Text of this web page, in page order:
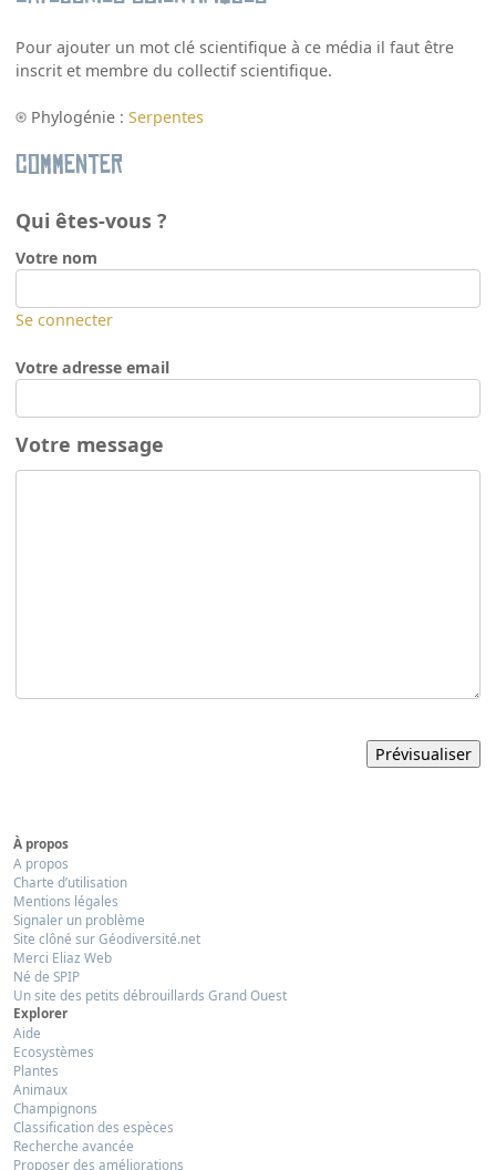
Pour ajouter un mot clé scientifique à ce média il faut être
inscrit et membre du collectif scientifique.
Phylogénie :Serpentes
Commenter
Qui êtes-vous ?
Votre nom
Se connecter
Votre adresse email
Votre message
À propos
A propos
Charte d’utilisation
Mentions légales
Signaler un problème
Site clôné sur Géodiversité.net
Merci Eliaz Web
Né de SPIP
Un site des petits débrouillards Grand Ouest
Explorer
Aide
Ecosystèmes
Plantes
Animaux
Champignons
Classification des espèces
Recherche avancée
Proposer des améliorations